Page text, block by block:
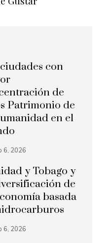
con
de
Patrimonio de
en el
6, 2026
y Tobago y
de
basada
6, 2026